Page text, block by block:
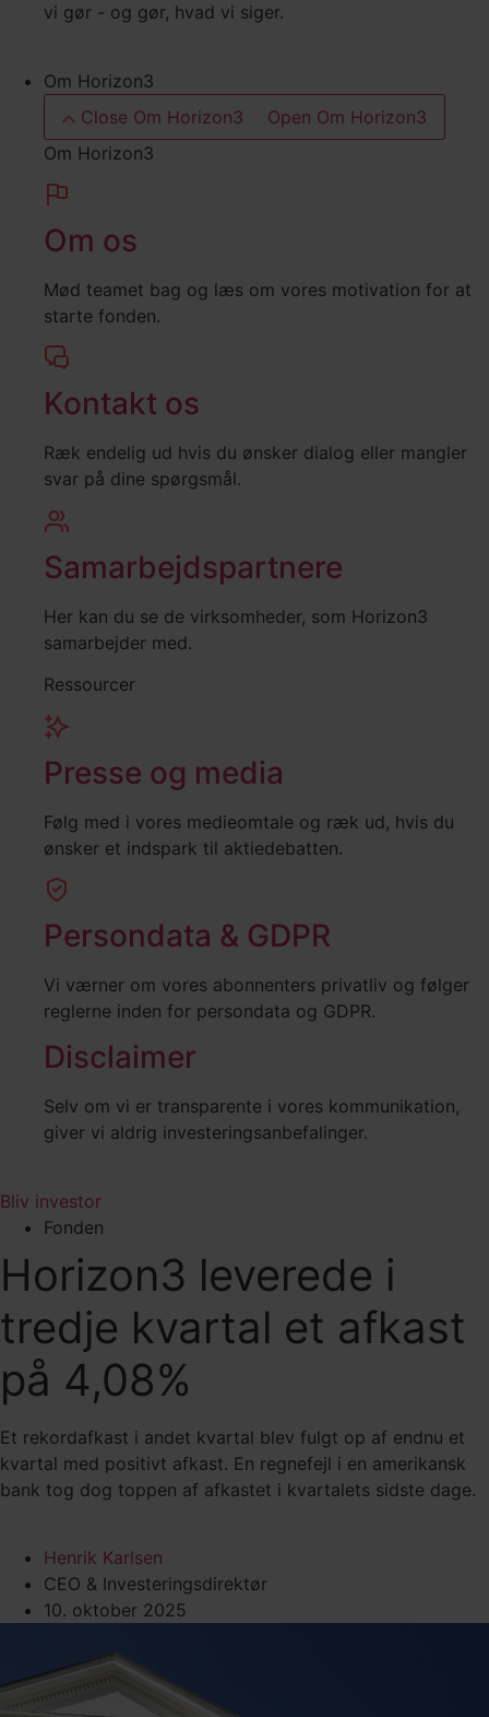
vi gør - og gør, hvad vi siger.
Om Horizon3
Close Om Horizon3
Open Om Horizon3
Om Horizon3
Om os
Mød teamet bag og læs om vores motivation for at
starte fonden.
Kontakt os
Ræk endelig ud hvis du ønsker dialog eller mangler
svar på dine spørgsmål.
Samarbejdspartnere
Her kan du se de virksomheder, som Horizon3
samarbejder med.
Ressourcer
Presse og media
Følg med i vores medieomtale og ræk ud, hvis du
ønsker et indspark til aktiedebatten.
Persondata & GDPR
Vi værner om vores abonnenters privatliv og følger
reglerne inden for persondata og GDPR.
Disclaimer
Selv om vi er transparente i vores kommunikation,
giver vi aldrig investeringsanbefalinger.
Bliv investor
Fonden
Horizon3 leverede i
tredje kvartal et afkast
på 4,08%
Et rekordafkast i andet kvartal blev fulgt op af endnu et
kvartal med positivt afkast. En regnefejl i en amerikansk
bank tog dog toppen af afkastet i kvartalets sidste dage.
Henrik Karlsen
CEO & Investeringsdirektør
10. oktober 2025